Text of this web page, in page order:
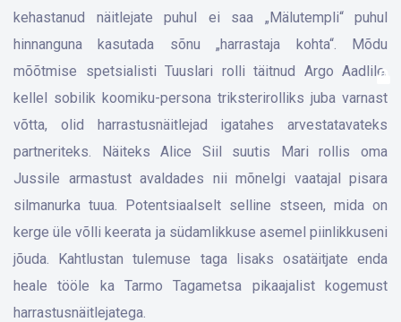
kehastanud näitlejate puhul ei saa „Mälutempli“ puhul
hinnanguna kasutada sõnu „harrastaja kohta“. Mõdu
mõõtmise spetsialisti Tuuslari rolli täitnud Argo Aadlile,
kellel sobilik koomiku-persona triksterirolliks juba varnast
võtta, olid harrastusnäitlejad igatahes arvestatavateks
partneriteks. Näiteks Alice Siil suutis Mari rollis oma
Jussile armastust avaldades nii mõnelgi vaatajal pisara
silmanurka tuua. Potentsiaalselt selline stseen, mida on
kerge üle võlli keerata ja südamlikkuse asemel piinlikkuseni
jõuda. Kahtlustan tulemuse taga lisaks osatäitjate enda
heale tööle ka Tarmo Tagametsa pikaajalist kogemust
harrastusnäitlejatega.